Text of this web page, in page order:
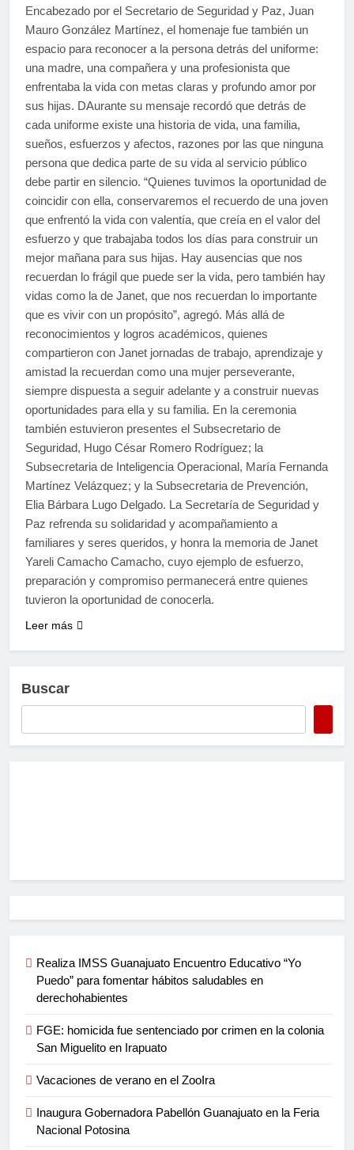
Encabezado por el Secretario de Seguridad y Paz, Juan
Mauro González Martínez, el homenaje fue también un
espacio para reconocer a la persona detrás del uniforme:
una madre, una compañera y una profesionista que
enfrentaba la vida con metas claras y profundo amor por
sus hijas. DAurante su mensaje recordó que detrás de
cada uniforme existe una historia de vida, una familia,
sueños, esfuerzos y afectos, razones por las que ninguna
persona que dedica parte de su vida al servicio público
debe partir en silencio. “Quienes tuvimos la oportunidad de
coincidir con ella, conservaremos el recuerdo de una joven
que enfrentó la vida con valentía, que creía en el valor del
esfuerzo y que trabajaba todos los días para construir un
mejor mañana para sus hijas. Hay ausencias que nos
recuerdan lo frágil que puede ser la vida, pero también hay
vidas como la de Janet, que nos recuerdan lo importante
que es vivir con un propósito”, agregó. Más allá de
reconocimientos y logros académicos, quienes
compartieron con Janet jornadas de trabajo, aprendizaje y
amistad la recuerdan como una mujer perseverante,
siempre dispuesta a seguir adelante y a construir nuevas
oportunidades para ella y su familia. En la ceremonia
también estuvieron presentes el Subsecretario de
Seguridad, Hugo César Romero Rodríguez; la
Subsecretaria de Inteligencia Operacional, María Fernanda
Martínez Velázquez; y la Subsecretaria de Prevención,
Elia Bárbara Lugo Delgado. La Secretaría de Seguridad y
Paz refrenda su solidaridad y acompañamiento a
familiares y seres queridos, y honra la memoria de Janet
Yareli Camacho Camacho, cuyo ejemplo de esfuerzo,
preparación y compromiso permanecerá entre quienes
tuvieron la oportunidad de conocerla.
Leer más
Buscar
Realiza IMSS Guanajuato Encuentro Educativo “Yo
Puedo” para fomentar hábitos saludables en
derechohabientes
FGE: homicida fue sentenciado por crimen en la colonia
San Miguelito en Irapuato
Vacaciones de verano en el ZooIra
Inaugura Gobernadora Pabellón Guanajuato en la Feria
Nacional Potosina